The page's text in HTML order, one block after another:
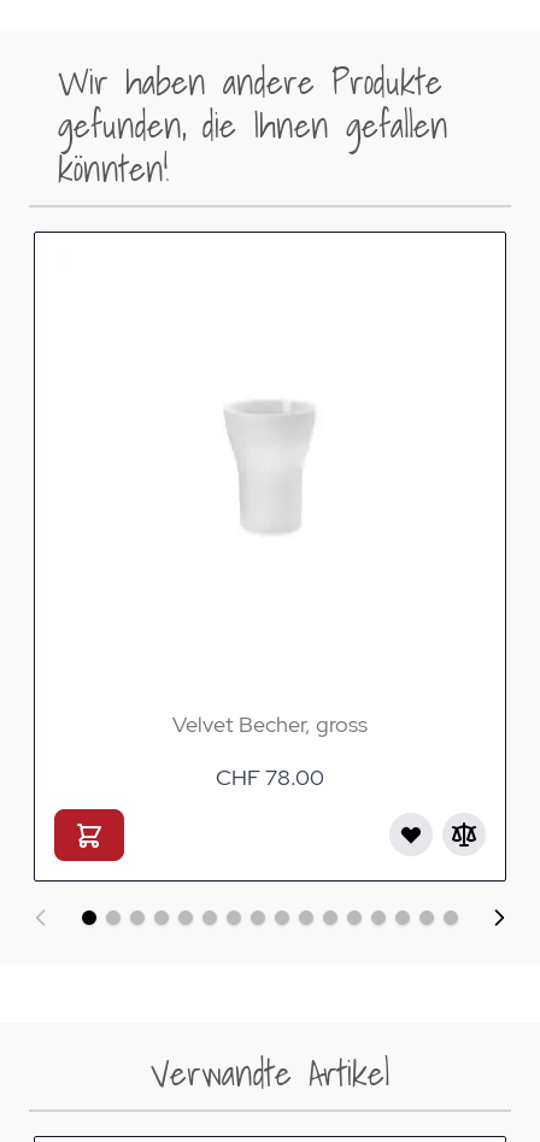
Wir haben andere Produkte
gefunden, die Ihnen gefallen
könnten!
Velvet Becher, gross
CHF 78.00
Verwandte Artikel